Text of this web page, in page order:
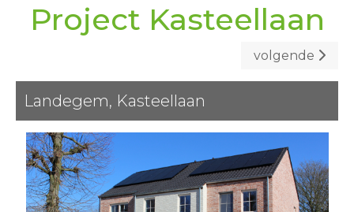
Project Kasteellaan
volgende
Landegem, Kasteellaan
Vorige
Volgende